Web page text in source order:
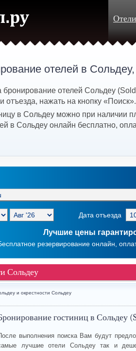
Отели
отелей в
бронирование отелей Сольдеу
отъезда, нажать на кнопку «Поиск».
в Сольдеу можно при наличии
в Сольдеу онлайн бесплатно,
Дата отъезда
Лучшие цены
резервирование онлайн,
Сольдеу
и окрестности Сольдеу
гостиниц в Сольдеу
выполнения поиска Вам будут
лучшие отели Сольдеу так и